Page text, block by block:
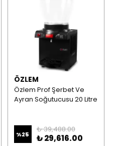
ÖZLEM
Özlem Prof Şerbet Ve
Ayran Soğutucusu 20 Litre
%25
₺ 39,488.00
₺ 29,616.00